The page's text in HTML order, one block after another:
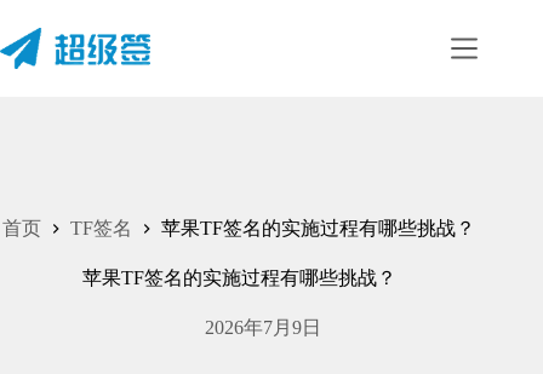
首页 TF签名 苹果TF签名的实施过程有哪些挑战？
苹果TF签名的实施过程有哪些挑战？
2026年7月9日